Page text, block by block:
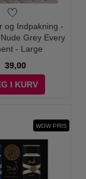
og Indpakning -
Grey Every
- Large
39,00
I KURV
WOW PRIS